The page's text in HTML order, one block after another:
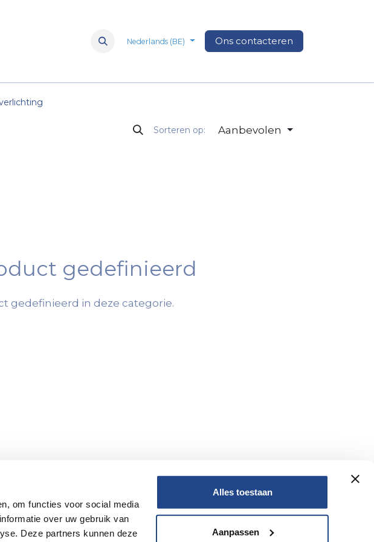
om functies voor social media
over uw gebruik van
Deze partners kunnen deze
Alles toestaan
Aanpassen
Merken Over Ons Media Veelgestelde vragen
Nederlands (BE) Ons contacteren
Sorteren op: Aanbevolen
gedefinieerd
gedefinieerd in deze categorie.